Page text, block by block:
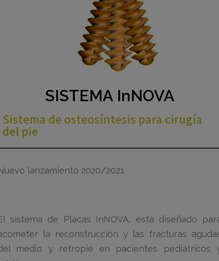
SISTEMA InNOVA
Sistema de osteosíntesis para cirugía
del pie
lanzamiento 2020/2021
sistema de Placas InNOVA, está diseñado
la reconstrucción y las fracturas
medio y retropié en pacientes pediátricos